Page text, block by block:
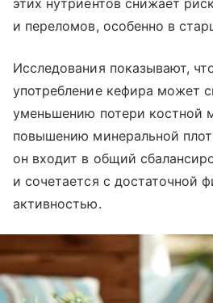
и переломов, особенно в
Исследования показывают,
употребление кефира может
уменьшению потери костной
повышению минеральной
он входит в общий
и сочетается с достаточной
активностью.